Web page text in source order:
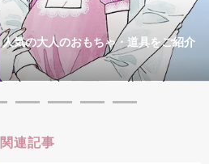
気の大人のおもちゃ・道具をご紹介
関連記事